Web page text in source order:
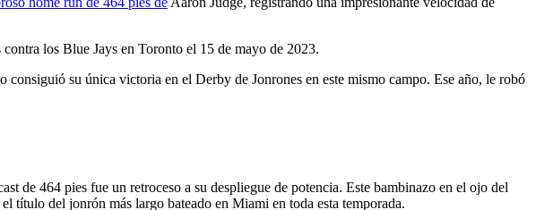
los Blue Jays en Toronto el 15 de mayo de 2023.
su única victoria en el Derby de Jonrones en este mismo campo. Ese año, le robó
de 464 pies fue un retroceso a su despliegue de potencia. Este bambinazo en el ojo del
título del jonrón más largo bateado en Miami en toda esta temporada.